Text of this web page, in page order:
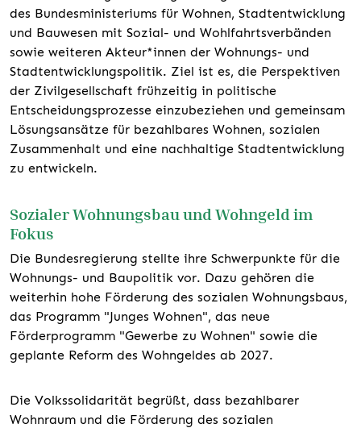
des Bundesministeriums für Wohnen, Stadtentwicklung
und Bauwesen mit Sozial- und Wohlfahrtsverbänden
sowie weiteren Akteur*innen der Wohnungs- und
Stadtentwicklungspolitik. Ziel ist es, die Perspektiven
der Zivilgesellschaft frühzeitig in politische
Entscheidungsprozesse einzubeziehen und gemeinsam
Lösungsansätze für bezahlbares Wohnen, sozialen
Zusammenhalt und eine nachhaltige Stadtentwicklung
zu entwickeln.
Sozialer Wohnungsbau und Wohngeld im
Fokus
Die Bundesregierung stellte ihre Schwerpunkte für die
Wohnungs- und Baupolitik vor. Dazu gehören die
weiterhin hohe Förderung des sozialen Wohnungsbaus,
das Programm "Junges Wohnen", das neue
Förderprogramm "Gewerbe zu Wohnen" sowie die
geplante Reform des Wohngeldes ab 2027.
Die Volkssolidarität begrüßt, dass bezahlbarer
Wohnraum und die Förderung des sozialen